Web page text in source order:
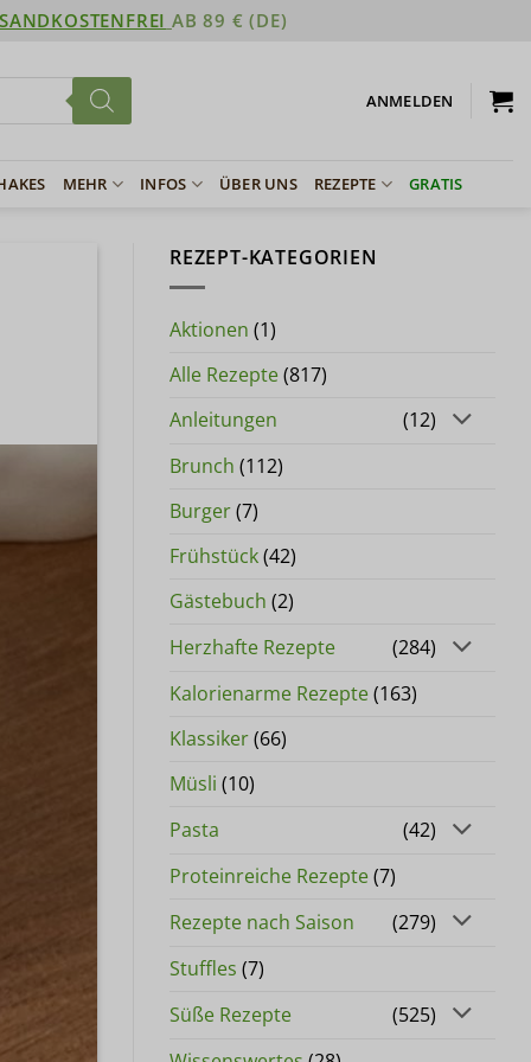
AB 89 € (DE)
ANMELDEN
MEHR INFOS ÜBER UNS REZEPTE GRATIS
REZEPT-KATEGORIEN
Aktionen (1)
Alle Rezepte(817)
Anleitungen
(12)
Brunch (112)
Burger(7)
Frühstück(42)
Gästebuch (2)
Herzhafte Rezepte
(284)
Kalorienarme Rezepte(163)
Klassiker(66)
Müsli (10)
Pasta
(42)
Proteinreiche Rezepte(7)
Rezepte nach Saison
(279)
Stuffles (7)
Süße Rezepte
(525)